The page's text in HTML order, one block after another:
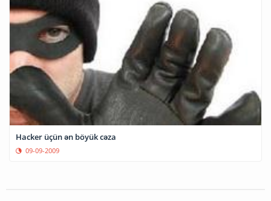
Hacker üçün ən böyük cəza
09-09-2009